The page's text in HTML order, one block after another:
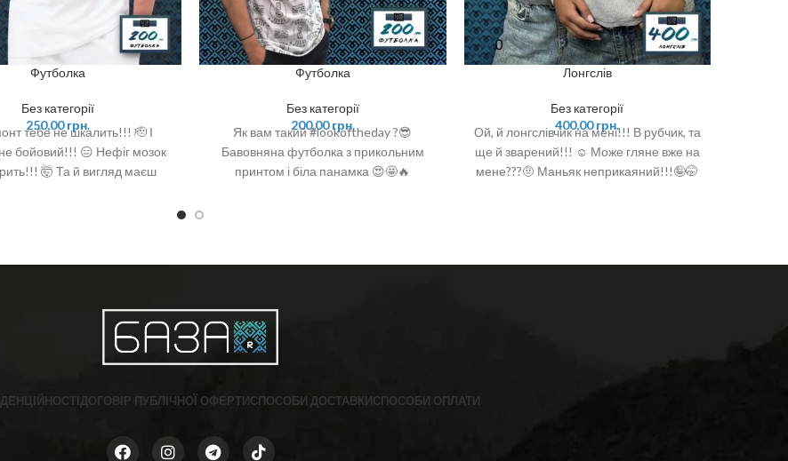
Футболка
Без категорії
250,00грн.
тебе не шкалить!!! 🫡 І
бойовий!!! 😑 Нефіг мозок
🤯 Та й вигляд маєш
круглий воріт, прямий стиль
довжина S- 46/71 M- 51/74 L-
61/79 2XL- 66/81 Допустиме
від значень +/- 5%
Футболка
Без категорії
200,00грн.
Як вам такий #lookoftheday ?😎
Бавовняна футболка з прикольним
принтом і біла панамка 😍🤩🔥
Лонгслів
Без категорії
400,00грн.
Ой, й лонгслівчик на мені!!! В рубчик, та
ще й зварений!!! ☺️ Може гляне вже на
мене???🤨 Маньяк неприкаяний!!!🤪🤭
до
56/76
ДОГОВІР ПУБЛІЧНОЇ ОФЕРТИСПОСОБИ ДОСТАВКИСПОСОБИ ОПЛАТИ